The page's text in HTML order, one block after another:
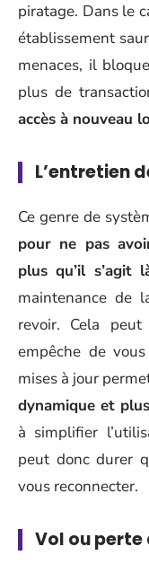
piratage. Dans le
établissement
menaces, il
plus de
accès à nouveau
L’entretien
Ce genre de
pour ne pas
plus qu’il s’agit
maintenance de
revoir. Cela
empêche de
mises à jour
dynamique et
à simplifier
peut donc durer
vous reconnecter.
Vol ou